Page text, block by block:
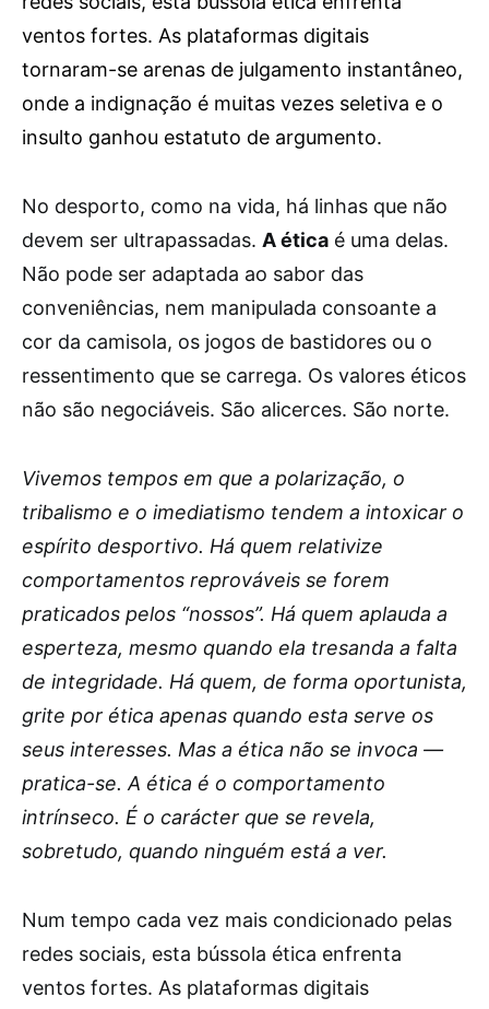
ventos fortes. As plataformas digitais
tornaram-se arenas de julgamento instantâneo,
onde a indignação é muitas vezes seletiva e o
insulto ganhou estatuto de argumento.
No desporto, como na vida, há linhas que não
devem ser ultrapassadas. A ética é uma delas.
Não pode ser adaptada ao sabor das
conveniências, nem manipulada consoante a
cor da camisola, os jogos de bastidores ou o
ressentimento que se carrega. Os valores éticos
não são negociáveis. São alicerces. São norte.
Vivemos tempos em que a polarização, o
tribalismo e o imediatismo tendem a intoxicar o
espírito desportivo. Há quem relativize
comportamentos reprováveis se forem
praticados pelos “nossos”. Há quem aplauda a
esperteza, mesmo quando ela tresanda a falta
de integridade. Há quem, de forma oportunista,
grite por ética apenas quando esta serve os
seus interesses. Mas a ética não se invoca —
pratica-se. A ética é o comportamento
intrínseco. É o carácter que se revela,
sobretudo, quando ninguém está a ver.
Num tempo cada vez mais condicionado pelas
redes sociais, esta bússola ética enfrenta
ventos fortes. As plataformas digitais